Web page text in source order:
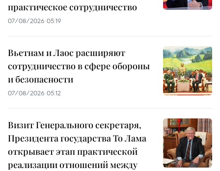
практическое сотрудничество
07/08/2026 05:19
Вьетнам и Лаос расширяют
сотрудничество в сфере обороны
и безопасности
07/08/2026 05:12
Визит Генерального секретаря,
Президента государства То Лама
открывает этап практической
реализации отношений между